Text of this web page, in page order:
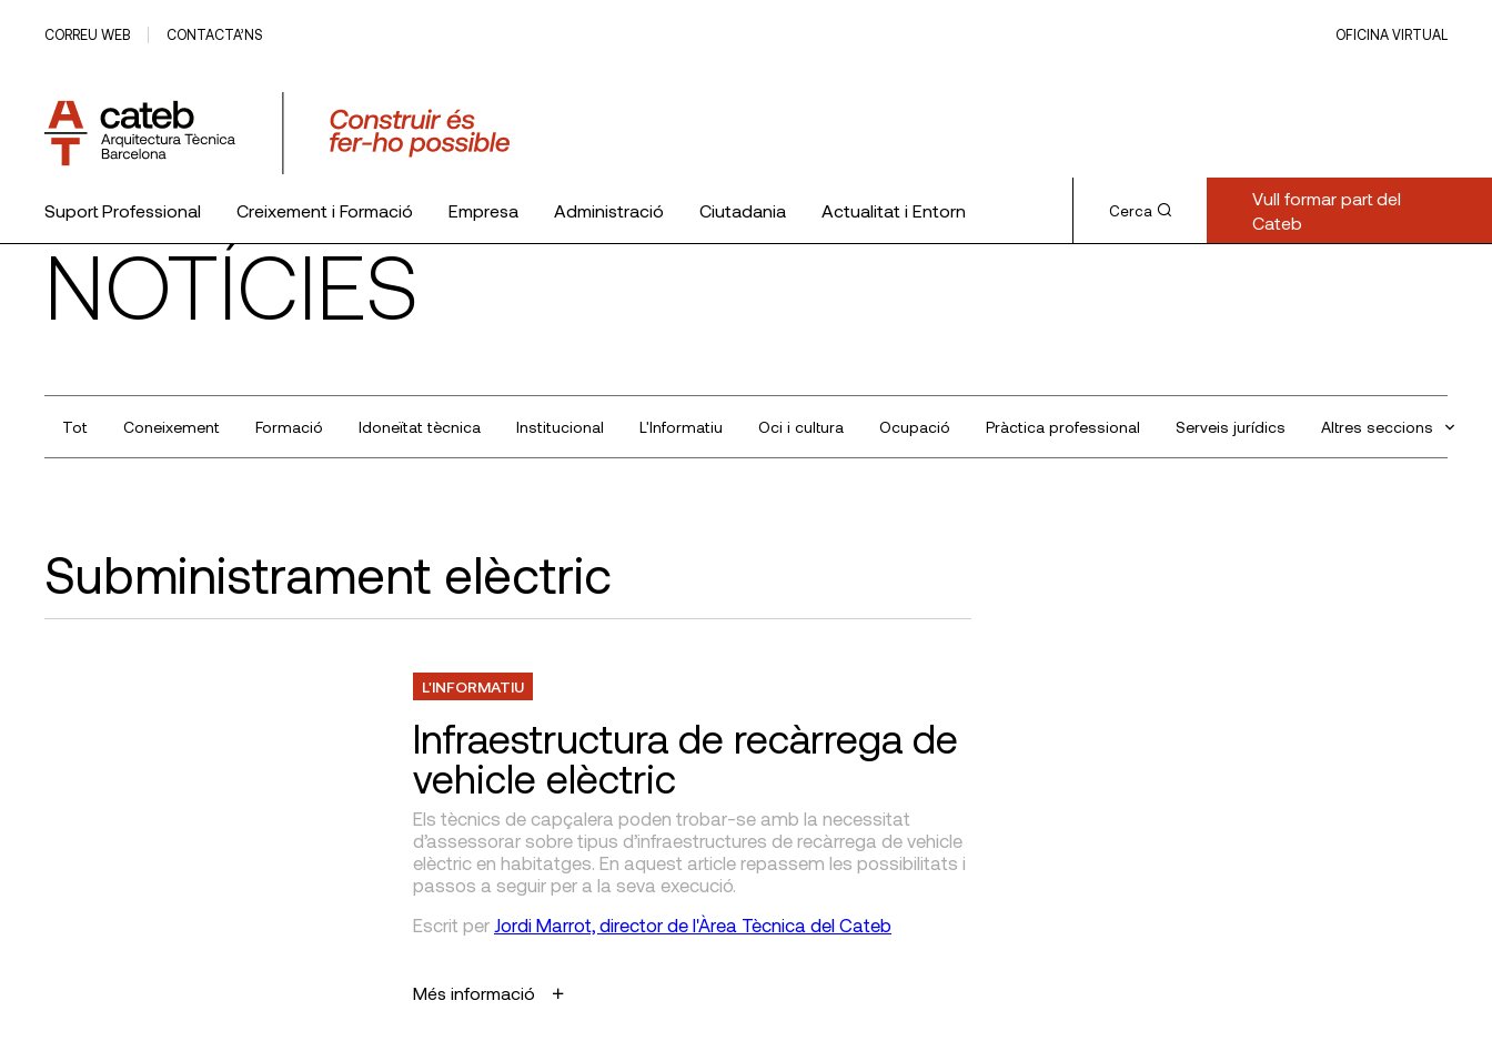
CORREU WEB CONTACTA’NS OFICINA VIRTUAL
Suport Professional Creixement i Formació Empresa Administració Ciutadania Actualitat i Entorn
El Col·legi
Cerca
Vull formar part del
Cateb
NOTÍCIES
Tot Coneixement Formació Idoneïtat tècnica Institucional L'Informatiu Oci i cultura Ocupació Pràctica professional Serveis jurídics Altres seccions
Subministrament elèctric
L'INFORMATIU
Infraestructura de recàrrega de
vehicle elèctric
Els tècnics de capçalera poden trobar-se amb la necessitat
d’assessorar sobre tipus d’infraestructures de recàrrega de vehicle
elèctric en habitatges. En aquest article repassem les possibilitats i
passos a seguir per a la seva execució.
Escrit per Jordi Marrot, director de l'Àrea Tècnica del Cateb
Més informació